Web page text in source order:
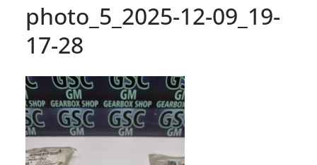
photo_5_2025-12-09_19-
17-28